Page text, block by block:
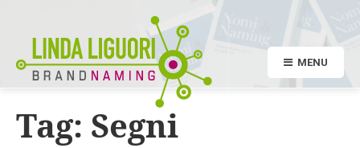
MENU
Tag: Segni